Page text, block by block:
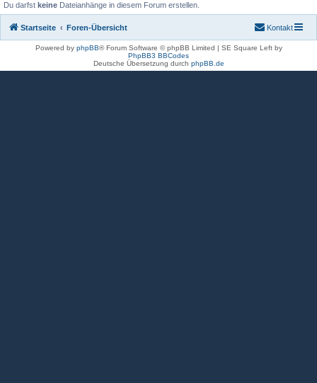
Du darfst keine Dateianhänge in diesem Forum erstellen.
Startseite Foren-Übersicht Kontakt
Powered by phpBB® Forum Software © phpBB Limited | SE Square Left by
PhpBB3 BBCodes
Deutsche Übersetzung durch phpBB.de